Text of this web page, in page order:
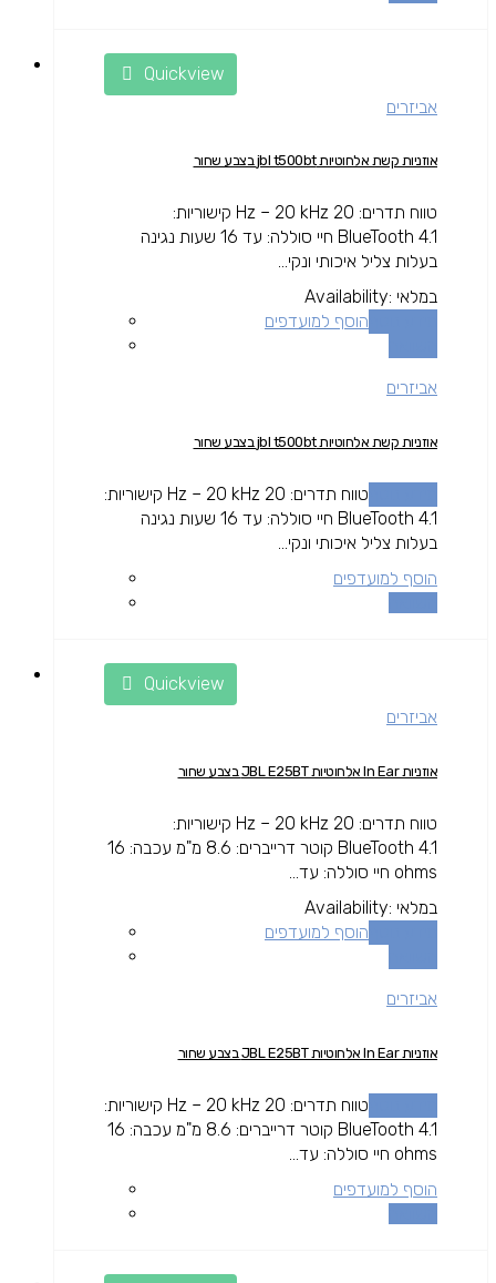
Quickview
אביזרים
אוזניות קשת אלחוטיות jbl t500bt בצבע שחור
טווח תדרים: 20 Hz – 20 kHz קישוריות:
BlueTooth 4.1 חיי סוללה: עד 16 שעות נגינה
בעלות צליל איכותי ונקי...
Availability: במלאי
הוסף למועדפים
אביזרים
אוזניות קשת אלחוטיות jbl t500bt בצבע שחור
טווח תדרים: 20 Hz – 20 kHz קישוריות:
BlueTooth 4.1 חיי סוללה: עד 16 שעות נגינה
בעלות צליל איכותי ונקי...
הוסף למועדפים
Quickview
אביזרים
אוזניות In Ear אלחוטיות JBL E25BT בצבע שחור
טווח תדרים: 20 Hz – 20 kHz קישוריות:
BlueTooth 4.1 קוטר דרייברים: 8.6 מ"מ עכבה: 16
ohms חיי סוללה: עד...
Availability: במלאי
הוסף למועדפים
אביזרים
אוזניות In Ear אלחוטיות JBL E25BT בצבע שחור
טווח תדרים: 20 Hz – 20 kHz קישוריות:
BlueTooth 4.1 קוטר דרייברים: 8.6 מ"מ עכבה: 16
ohms חיי סוללה: עד...
הוסף למועדפים